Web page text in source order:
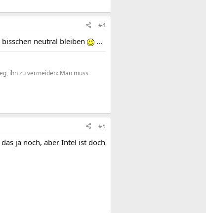
#4
neutral bleiben ...
ihn zu vermeiden: Man muss
#5
ja noch, aber Intel ist doch